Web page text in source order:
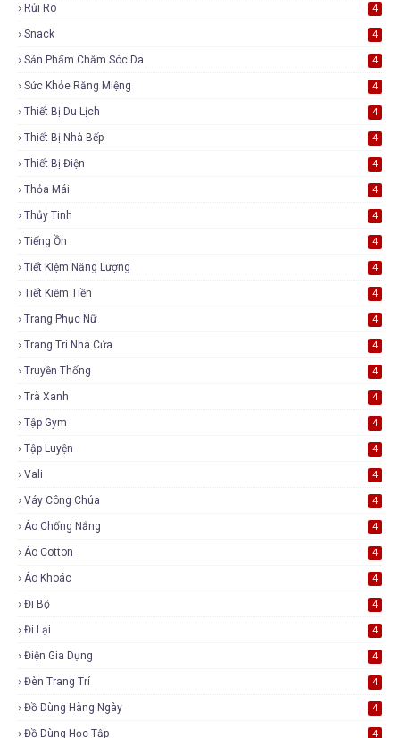
Rủi Ro 4
Snack 4
Sản Phẩm Chăm Sóc Da 4
Sức Khỏe Răng Miệng 4
Thiết Bị Du Lịch 4
Thiết Bị Nhà Bếp 4
Thiết Bị Điện 4
Thỏa Mái 4
Thủy Tinh 4
Tiếng Ồn 4
Tiết Kiệm Năng Lượng 4
Tiết Kiệm Tiền 4
Trang Phục Nữ 4
Trang Trí Nhà Cửa 4
Truyền Thống 4
Trà Xanh 4
Tập Gym 4
Tập Luyện 4
Vali 4
Váy Công Chúa 4
Áo Chống Nắng 4
Áo Cotton 4
Áo Khoác 4
Đi Bộ 4
Đi Lại 4
Điện Gia Dụng 4
Đèn Trang Trí 4
Đồ Dùng Hàng Ngày 4
Đồ Dùng Học Tập 4